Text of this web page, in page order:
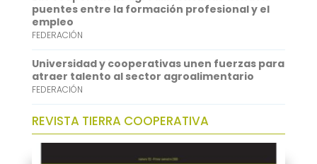
puentes entre la formación profesional y el
empleo
FEDERACIÓN
Universidad y cooperativas unen fuerzas para
atraer talento al sector agroalimentario
FEDERACIÓN
REVISTA TIERRA COOPERATIVA